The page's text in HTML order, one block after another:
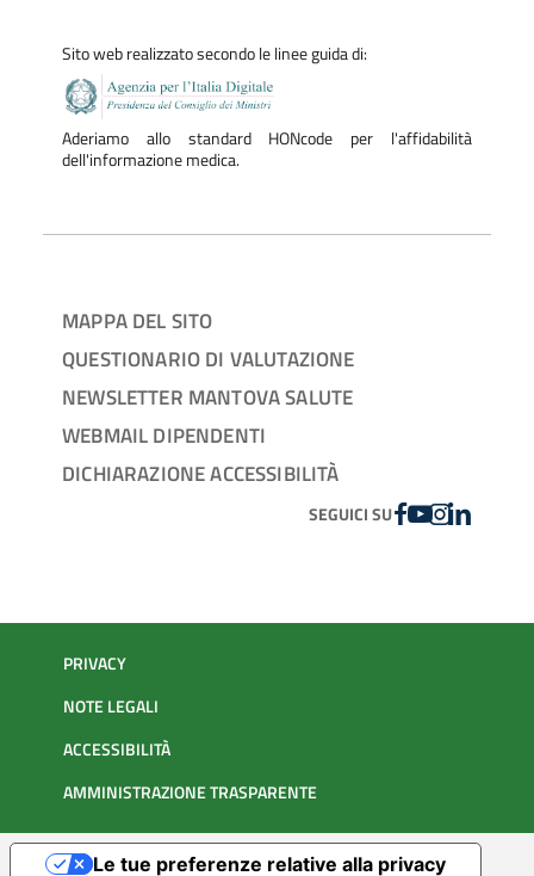
Sito web realizzato secondo le linee guida di:
Aderiamo allo standard HONcode per l'affidabilità
dell'informazione medica.
MAPPA DEL SITO
QUESTIONARIO DI VALUTAZIONE
NEWSLETTER MANTOVA SALUTE
WEBMAIL DIPENDENTI
DICHIARAZIONE ACCESSIBILITÀ
SEGUICI SUFACEBOOK
YOUTUBE
INSTAGRAM
LINKEDIN
PRIVACY
NOTE LEGALI
ACCESSIBILITÀ
AMMINISTRAZIONE TRASPARENTE
Le tue preferenze relative alla privacy